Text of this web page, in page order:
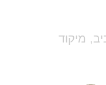
תל אביב, מיקוד